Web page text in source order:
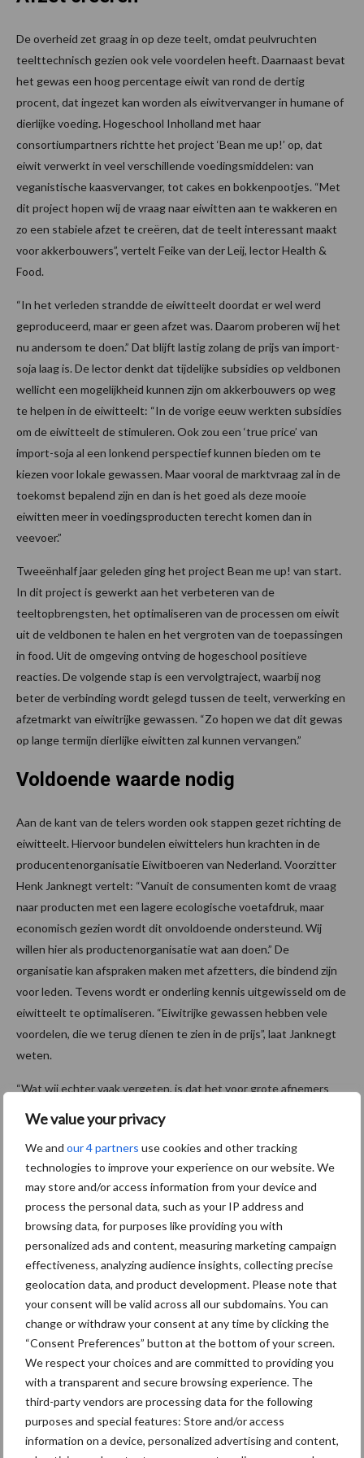
We value your privacy
We and our 4 partners use cookies and other tracking
technologies to improve your experience on our website. We
may store and/or access information from your device and
process the personal data, such as your IP address and
browsing data, for purposes like providing you with
personalized ads and content, measuring marketing campaign
effectiveness, analyzing audience insights, collecting precise
geolocation data, and product development. Please note that
your consent will be valid across all our subdomains. You can
change or withdraw your consent at any time by clicking the
“Consent Preferences” button at the bottom of your screen.
We respect your choices and are committed to providing you
with a transparent and secure browsing experience. The
third-party vendors are processing data for the following
purposes and special features: Store and/or access
information on a device, personalized advertising and content,
De overheid zet graag in op deze teelt, omdat peulvruchten
teelttechnisch gezien ook vele voordelen heeft. Daarnaast bevat
het gewas een hoog percentage eiwit van rond de dertig
procent, dat ingezet kan worden als eiwitvervanger in humane of
dierlijke voeding. Hogeschool Inholland met haar
consortiumpartners richtte het project ‘Bean me up!’ op, dat
eiwit verwerkt in veel verschillende voedingsmiddelen: van
veganistische kaasvervanger, tot cakes en bokkenpootjes. “Met
dit project hopen wij de vraag naar eiwitten aan te wakkeren en
zo een stabiele afzet te creëren, dat de teelt interessant maakt
voor akkerbouwers”, vertelt Feike van der Leij, lector Health &
Food.
“In het verleden strandde de eiwitteelt doordat er wel werd
geproduceerd, maar er geen afzet was. Daarom proberen wij het
nu andersom te doen.” Dat blijft lastig zolang de prijs van import-
soja laag is. De lector denkt dat tijdelijke subsidies op veldbonen
wellicht een mogelijkheid kunnen zijn om akkerbouwers op weg
te helpen in de eiwitteelt: “In de vorige eeuw werkten subsidies
om de eiwitteelt de stimuleren. Ook zou een ‘true price’ van
import-soja al een lonkend perspectief kunnen bieden om te
kiezen voor lokale gewassen. Maar vooral de marktvraag zal in de
toekomst bepalend zijn en dan is het goed als deze mooie
eiwitten meer in voedingsproducten terecht komen dan in
veevoer.”
Tweeënhalf jaar geleden ging het project Bean me up! van start.
In dit project is gewerkt aan het verbeteren van de
teeltopbrengsten, het optimaliseren van de processen om eiwit
uit de veldbonen te halen en het vergroten van de toepassingen
in food. Uit de omgeving ontving de hogeschool positieve
reacties. De volgende stap is een vervolgtraject, waarbij nog
beter de verbinding wordt gelegd tussen de teelt, verwerking en
afzetmarkt van eiwitrijke gewassen. “Zo hopen we dat dit gewas
op lange termijn dierlijke eiwitten zal kunnen vervangen.”
Voldoende waarde nodig
Aan de kant van de telers worden ook stappen gezet richting de
eiwitteelt. Hiervoor bundelen eiwittelers hun krachten in de
producentenorganisatie Eiwitboeren van Nederland. Voorzitter
Henk Janknegt vertelt: “Vanuit de consumenten komt de vraag
naar producten met een lagere ecologische voetafdruk, maar
economisch gezien wordt dit onvoldoende ondersteund. Wij
willen hier als productenorganisatie wat aan doen.” De
organisatie kan afspraken maken met afzetters, die bindend zijn
voor leden. Tevens wordt er onderling kennis uitgewisseld om de
eiwitteelt te optimaliseren. “Eiwitrijke gewassen hebben vele
voordelen, die we terug dienen te zien in de prijs”, laat Janknegt
weten.
“Wat wij echter vaak vergeten, is dat het voor grote afnemers
hun ecologische voetafdruk als bedrijf en kunnen dit uitstralen
naar de consument.” De voorzitter benadrukt het belang van
voldoende waarde van het product creëren. “Een veldboon uit
Duitsland lijkt op het blote oog namelijk dezelfde boon als eentje
uit de provincie Flevoland”, meldt de voorzitter. “Zonder een
goede prijs te krijgen voor dit product kunnen Nederlandse telers
concurreren met geïmporteerde eiwitgewassen.”
Synergie tussen akkerbouwers en
veehouders
voorzitter de synergie tussen akkerbouwers en veehouders.
“Wat niet in de humane voedingssector kan, lukt wellicht wel in